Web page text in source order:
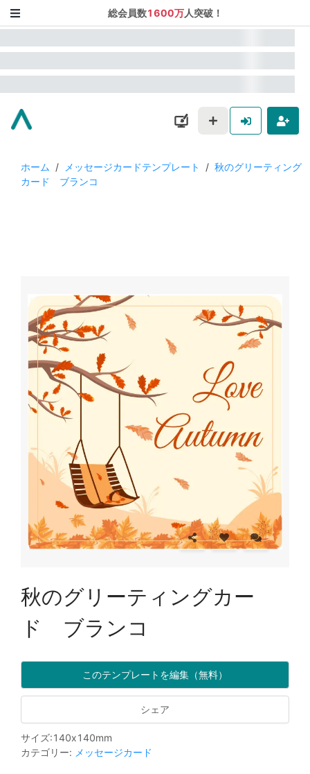
総会員数1600万人突破！
ホーム / メッセージカードテンプレート / 秋のグリーティング
カード ブランコ
秋のグリーティングカー
ド ブランコ
このテンプレートを編集（無料）
シェア
サイズ:140x140mm
カテゴリー: メッセージカード